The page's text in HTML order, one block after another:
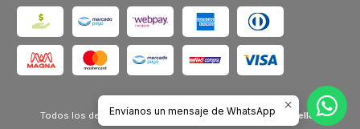
Todos los derechos reservados.Desarrollado por Jumpseller.
Envíanos un mensaje de WhatsApp